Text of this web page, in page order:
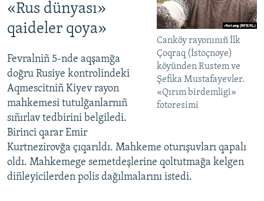
Canköy rayonınıñ İlk
Çoqraq (İstoçnoye)
köyünden Rustem ve
Şefika Mustafayevler.
«Qırım birdemligi»
fotoresimi
«Rus dünyası»
qaideler qoya»
Fevralniñ 5-nde aqşamğa
doğru Rusiye kontrolindeki
Aqmescitniñ Kiyev rayon
mahkemesi tutulğanlarnıñ
sıñırlav tedbirini belgiledi.
Birinci qarar Emir
Kurtnezirovğa çıqarıldı. Mahkeme oturışuvları qapalı
oldı. Mahkemege semetdeşlerine qoltutmağa kelgen
diñleyicilerden polis dağılmalarını istedi.